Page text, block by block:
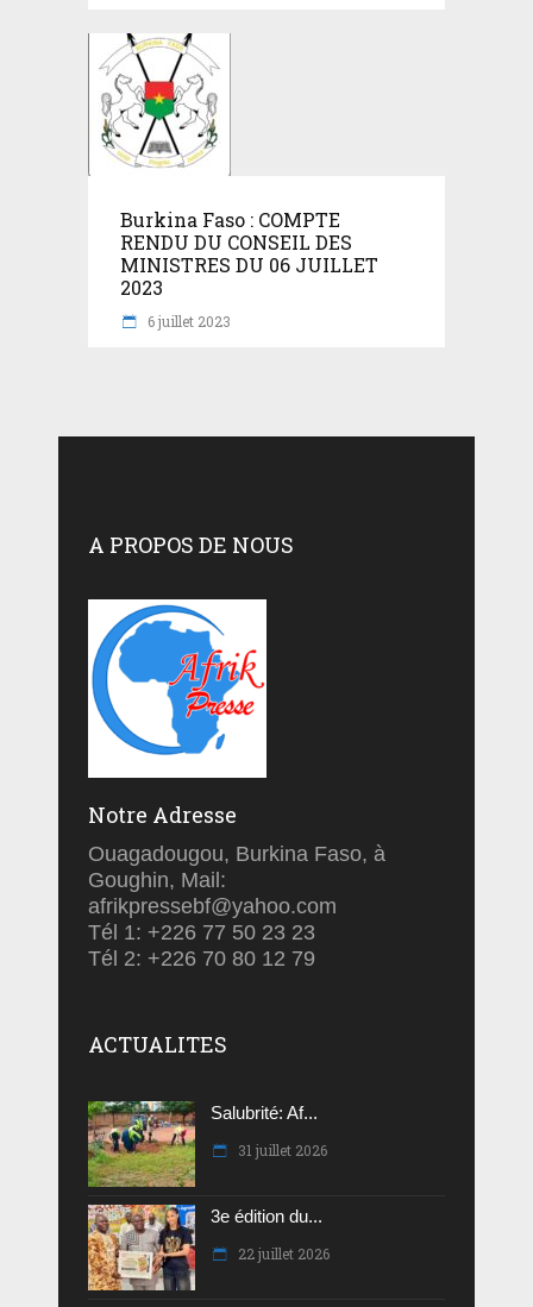
Burkina Faso : COMPTE
RENDU DU CONSEIL DES
MINISTRES DU 06 JUILLET
2023
6 juillet 2023
A PROPOS DE NOUS
Notre Adresse
Ouagadougou, Burkina Faso, à
Goughin, Mail:
afrikpressebf@yahoo.com
Tél 1: +226 77 50 23 23
Tél 2: +226 70 80 12 79
ACTUALITES
Salubrité: Af...
31 juillet 2026
3e édition du...
22 juillet 2026